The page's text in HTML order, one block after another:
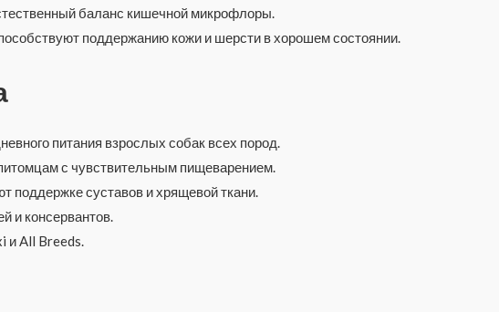
баланс кишечной микрофлоры.
поддержанию кожи и шерсти в хорошем состоянии.
питания взрослых собак всех пород.
с чувствительным пищеварением.
поддержке суставов и хрящевой ткани.
и консервантов.
и All Breeds.